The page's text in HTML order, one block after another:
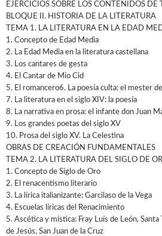
EJERCICIOS SOBRE LOS CONTENIDOS DE
BLOQUE II. HISTORIA DE LA LITERATURA
TEMA 1. LA LITERATURA EN LA EDAD
1. Concepto de Edad Media
2. La Edad Media en la literatura castellana
3. Los cantares de gesta
4. El Cantar de Mio Cid
5. El romancero6. La poesía culta: el mester de
7. La literatura en el siglo XIV: la poesía
8. La narrativa en prosa: el infante don Juan
9. Los grandes poetas del siglo XV
10. Prosa del siglo XV. La Celestina
OBRAS DE CREACIÓN FUNDAMENTALES
TEMA 2. LA LITERATURA DEL SIGLO DE
1. Concepto de Siglo de Oro
2. El renacentismo literario
3. La lírica italianizante: Garcilaso de la Vega
4. Escuelas líricas del Renacimiento
5. Ascética y mística: Fray Luís de León, Santa
de Jesús, San Juan de la Cruz